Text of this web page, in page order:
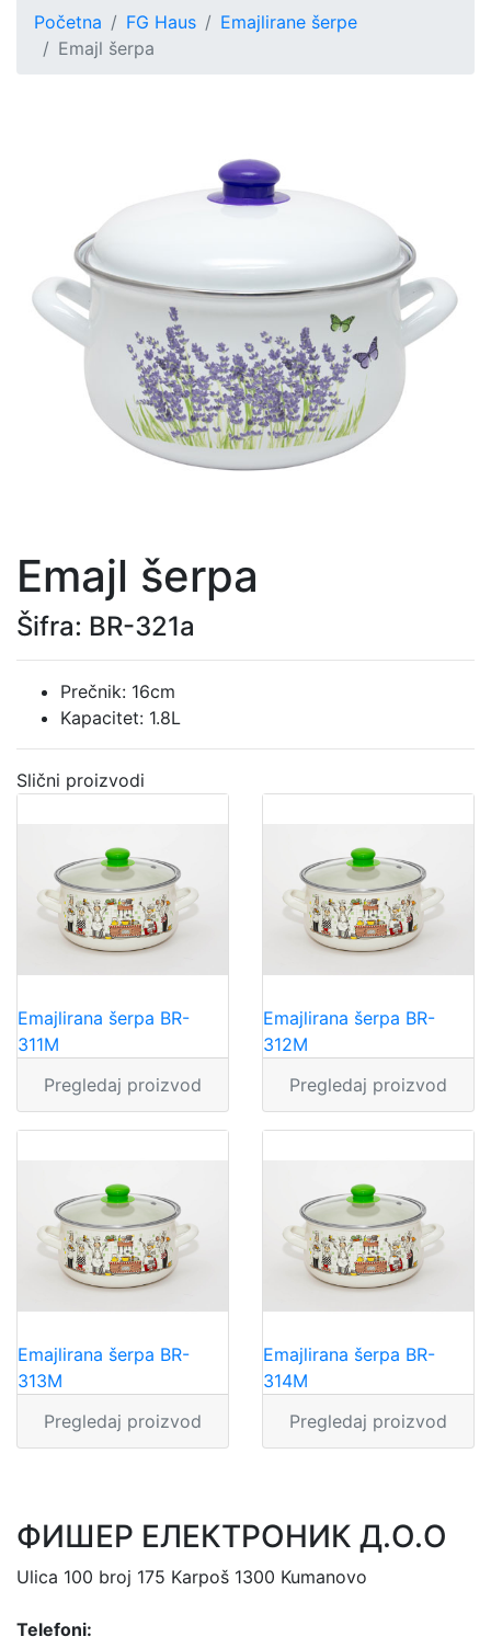
Početna
FG Haus
Emajlirane šerpe
Emajl šerpa
Emajl šerpa
Šifra: BR-321a
Prečnik: 16cm
Kapacitet: 1.8L
Slični proizvodi
Emajlirana šerpa BR-
311M
Pregledaj proizvod
Emajlirana šerpa BR-
312M
Pregledaj proizvod
Emajlirana šerpa BR-
313M
Pregledaj proizvod
Emajlirana šerpa BR-
314M
Pregledaj proizvod
ФИШЕР ЕЛЕКТРОНИК Д.О.О
Ulica 100 broj 175 Karpoš 1300 Kumanovo
Telefoni: